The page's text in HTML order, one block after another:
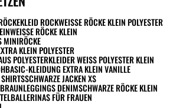
KLEID ROCKWEISSE RÖCKE KLEIN POLYESTER
WEISSE RÖCKE KLEIN
MINIRÖCKE
KLEIN POLYESTER
POLYESTER KLEIDER WEISS POLYESTER KLEIN
BASIC-KLEIDUNG EXTRA KLEIN VANILLE
SCHWARZE JACKEN XS
LEGGINGS DENIMSCHWARZE RÖCKE KLEIN
BALLERINAS FÜR FRAUEN